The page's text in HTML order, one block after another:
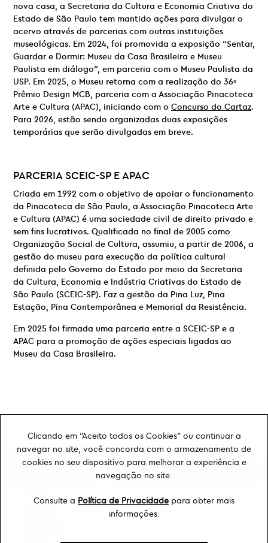
nova casa, a Secretaria da Cultura e Economia Criativa do
Estado de São Paulo tem mantido ações para divulgar o
acervo através de parcerias com outras instituições
museológicas. Em 2024, foi promovida a exposição “Sentar,
Guardar e Dormir: Museu da Casa Brasileira e Museu
Paulista em diálogo”, em parceria com o Museu Paulista da
USP. Em 2025, o Museu retorna com a realização do 36º
Prêmio Design MCB, parceria com a Associação Pinacoteca
Arte e Cultura (APAC), iniciando com o Concurso do Cartaz.
Para 2026, estão sendo organizadas duas exposições
temporárias que serão divulgadas em breve.
PARCERIASCEIC-SP EAPAC
Criada em 1992 com o objetivo de apoiar o funcionamento
da Pinacoteca de São Paulo, a Associação Pinacoteca Arte
e Cultura (APAC) é uma sociedade civil de direito privado e
sem fins lucrativos. Qualificada no final de 2005 como
Organização Social de Cultura, assumiu, a partir de 2006, a
gestão do museu para execução da política cultural
definida pelo Governo do Estado por meio da Secretaria
da Cultura, Economia e Indústria Criativas do Estado de
São Paulo (SCEIC-SP). Faz a gestão da Pina Luz, Pina
Estação, Pina Contemporânea e Memorial da Resistência.
Em 2025 foi firmada uma parceria entre a SCEIC-SP e a
APAC para a promoção de ações especiais ligadas ao
Museu da Casa Brasileira.
Clicando em "Aceito todos os Cookies" ou continuar a
navegar no site, você concorda com o armazenamento de
cookies no seu dispositivo para melhorar a experiência e
navegação no site.
Consulte a Política de Privacidade para obter mais
informações.